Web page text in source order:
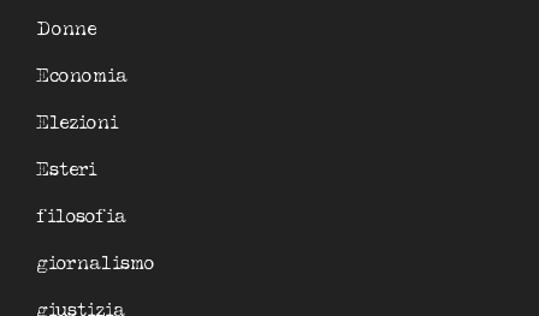
Donne
Economia
Elezioni
Esteri
filosofia
giornalismo
giustizia